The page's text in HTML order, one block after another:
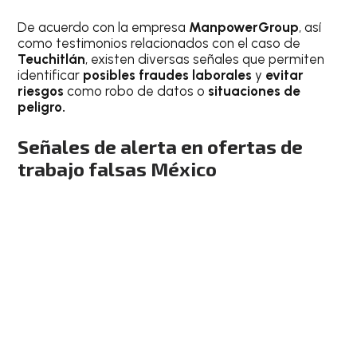
De acuerdo con la empresa ManpowerGroup, así
como testimonios relacionados con el caso de
Teuchitlán, existen diversas señales que permiten
identificar posibles fraudes laborales y evitar
riesgos como robo de datos o situaciones de
peligro.
Señales de alerta en ofertas de
trabajo falsas México